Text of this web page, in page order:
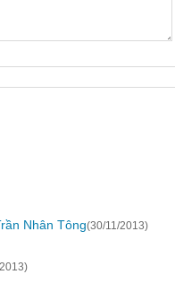
Nhân Tông(30/11/2013)